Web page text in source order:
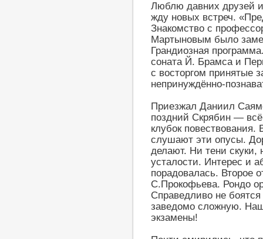
Люблю давних друзей
жду новых встреч.
Знакомство с
Мартыновым было
Грандиозная
соната Й. Брамса и
с восторгом принятые
непринуждённо-
Приезжал Даниил
поздний Скрябин —
клубок
слушают эти опусы.
делают. Ни тени скуки,
усталости. Интерес и
порадовалась. Второе
С.Прокофьева. Рондо
Справедливо не
заведомо сложную.
экзамены!